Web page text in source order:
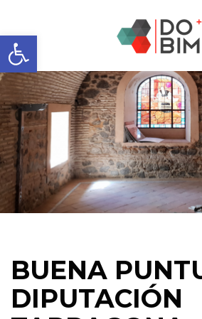
Abrir barra de herramientas
BUENA
DIPUTACIÓN